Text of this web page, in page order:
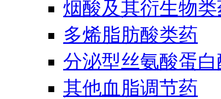
烟酸及其衍生物
多烯脂肪酸类药
分泌型丝氨酸蛋
其他血脂调节药